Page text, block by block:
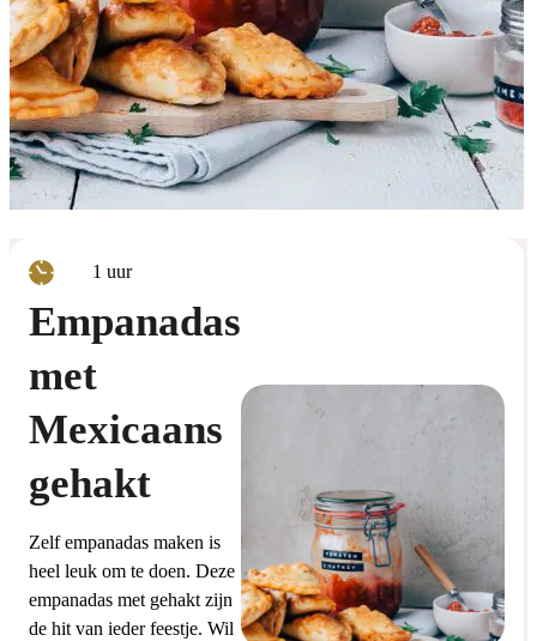
1 uur
uur
Empanadas
met
Mexicaans
gehakt
Zelf empanadas maken is
heel leuk om te doen. Deze
empanadas met gehakt zijn
de hit van ieder feestje. Wil